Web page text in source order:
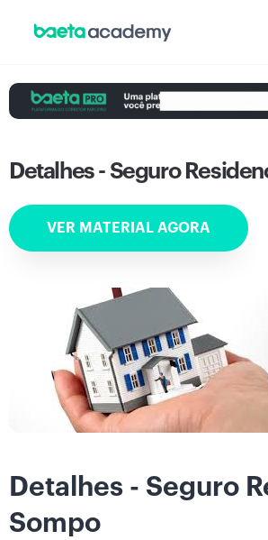
Detalhes - Seguro
VER MATERIAL AGORA
Detalhes - Seguro
Sompo